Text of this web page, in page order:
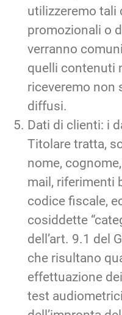
utilizzeremo tali
promozionali o
verranno
quelli contenuti
riceveremo non
diffusi.
Dati di clienti: i
Titolare tratta,
nome,
mail, riferimenti
codice fiscale,
cosiddette
dell’art. 9.1 del
che risultano
effettuazione
test